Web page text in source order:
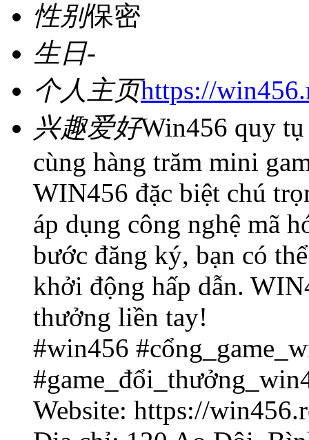
性别保密
生日-
个人主页https://
兴趣爱好Win456 quy
cùng hàng trăm mini
WIN456 đặc biệt chú
áp dụng công nghệ mã
bước đăng ký, bạn có
khởi động hấp dẫn.
thưởng liền tay!
#win456
Website: https://